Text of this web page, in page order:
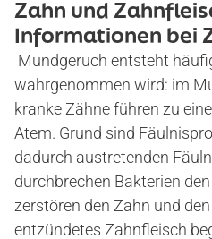
Zahn und
Informationen bei
Mundgeruch entsteht
wahrgenommen wird: im
kranke Zähne führen zu
Atem. Grund sind
dadurch austretenden
durchbrechen Bakterien
zerstören den Zahn und
entzündetes Zahnfleisch